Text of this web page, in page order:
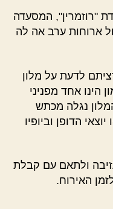
"רוזמרין", המסעדה
ארוחות ערב אה לה
לדעת על מלון
הינו אחד מפניני
נגלה מכתש
הדופן וביופיו
ולתאם עם קבלת
האירוח.